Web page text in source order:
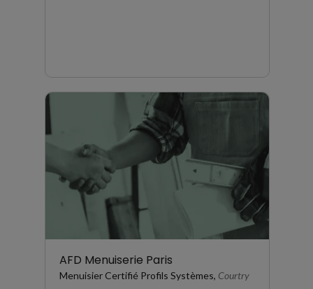
AFD Menuiserie Paris
Menuisier Certifié Profils Systèmes, Courtry